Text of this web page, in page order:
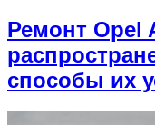
Ремонт Opel
способы их